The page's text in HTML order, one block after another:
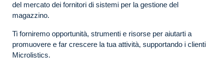
del mercato dei fornitori di sistemi per la gestione del
magazzino.
Ti forniremo opportunità, strumenti e risorse per aiutarti a
promuovere e far crescere la tua attività, supportando i clienti
Microlistics.